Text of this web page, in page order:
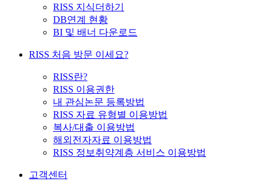
RISS 지식더하기
DB연계 현황
BI 및 배너 다운로드
RISS 처음 방문 이세요?
RISS란?
RISS 이용권한
내 관심논문 등록방법
RISS 자료 유형별 이용방법
복사/대출 이용방법
해외전자자료 이용방법
RISS 정보취약계층 서비스 이용방법
고객센터